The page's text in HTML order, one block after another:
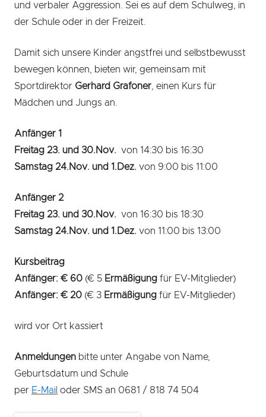
und verbaler Aggression. Sei es auf dem Schulweg, in
der Schule oder in der Freizeit.
Damit sich unsere Kinder angstfrei und selbstbewusst
bewegen können, bieten wir, gemeinsam mit
Sportdirektor Gerhard Grafoner , einen Kurs für
Mädchen und Jungs an.
Anfänger 1
Freitag 23. und 30.Nov. von 14:30 bis 16:30
Samstag 24.Nov. und 1.Dez. von 9:00 bis 11:00
Anfänger 2
Freitag 23. und 30.Nov. von 16:30 bis 18:30
Samstag 24.Nov. und 1.Dez. von 11:00 bis 13:00
Kursbeitrag
Anfänger: € 60 (€ 5 Ermäßigung für EV-Mitglieder)
Anfänger: € 20 (€ 3 Ermäßigung für EV-Mitglieder)
wird vor Ort kassiert
Anmeldungen bitte unter Angabe von Name,
Geburtsdatum und Schule
per E-Mail oder SMS an 0681 / 818 74 504